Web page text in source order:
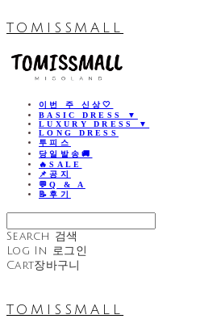
TOMISSMALL
이번 주 신상🤍
BASIC DRESS ▼
LUXURY DRESS ▼
LONG DRESS
투피스
당일발송🚚
🔥SALE
📌공지
💬Q & A
📝후기
Search 검색
Log In 로그인
Cart장바구니
TOMISSMALL